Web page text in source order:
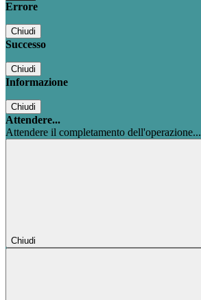
Errore
Chiudi
Successo
Chiudi
Informazione
Chiudi
Attendere...
Attendere il completamento dell'operazione...
Chiudi